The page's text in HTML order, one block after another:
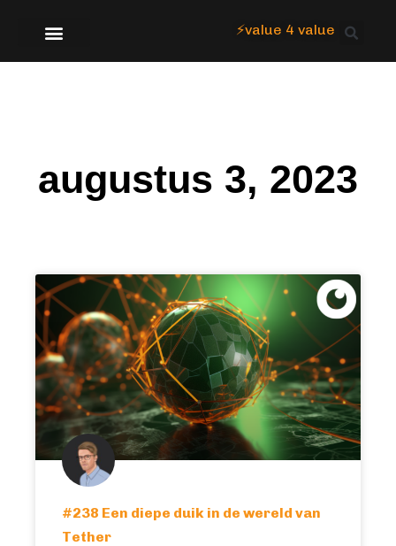
⚡value 4 value
augustus 3, 2023
#238 Een diepe duik in de wereld van
Tether